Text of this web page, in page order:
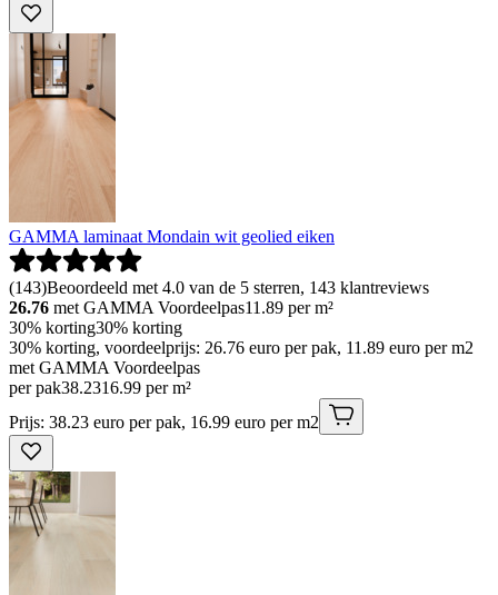
GAMMA laminaat Mondain wit geolied eiken
(143)Beoordeeld met 4.0 van de 5 sterren, 143 klantreviews
26.76 met GAMMA Voordeelpas11.89 per m²
30% korting30% korting
30% korting, voordeelprijs: 26.76 euro per pak, 11.89 euro per m2
met GAMMA Voordeelpas
per pak38.2316.99 per m²
Prijs: 38.23 euro per pak, 16.99 euro per m2